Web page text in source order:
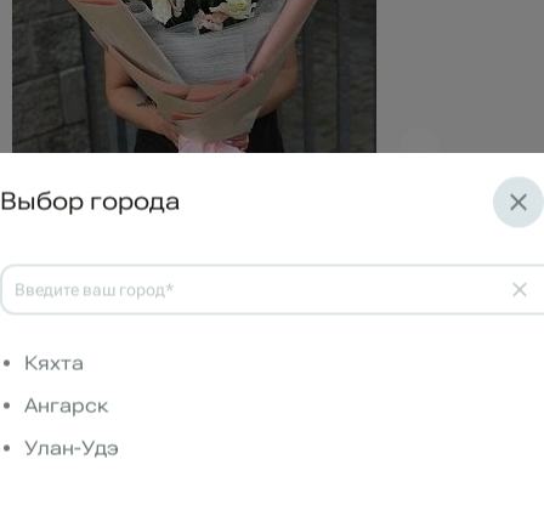
Нет в наличии
Состав букета:
Выбор города
Кяхта
Ангарск
Улан-Удэ